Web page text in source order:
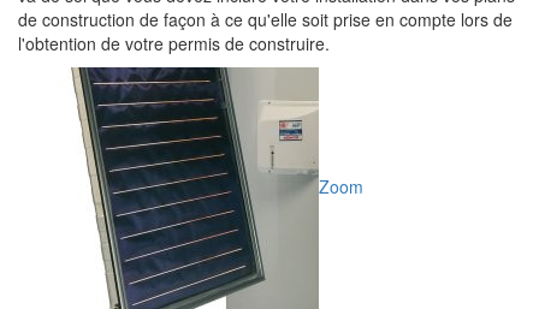
de construction de façon à ce qu'elle soit prise en compte lors de
l'obtention de votre permis de construire.
Zoom